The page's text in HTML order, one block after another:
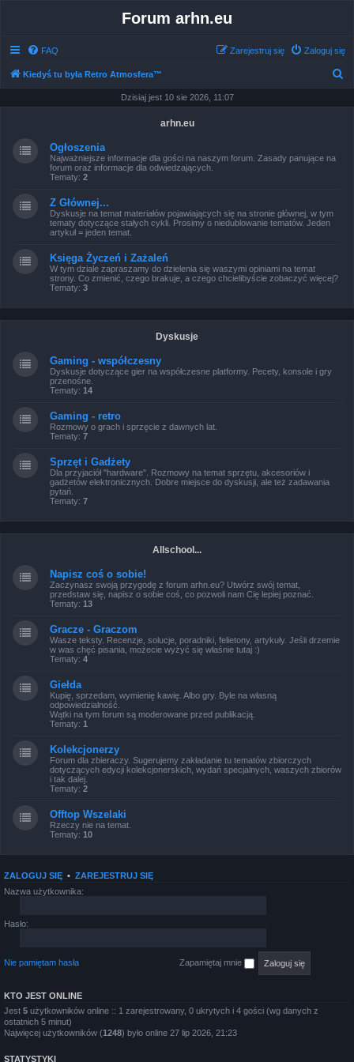
Forum arhn.eu
FAQ Zaloguj się
Zarejestruj się
Kiedyś tu była Retro Atmosfera™
Dzisiaj jest 10 sie 2026, 11:07
arhn.eu
Ogłoszenia
Najważniejsze informacje dla gości na naszym forum. Zasady panujące na
forum oraz informacje dla odwiedzających.
Tematy: 2
Z Głównej...
Dyskusje na temat materiałów pojawiających się na stronie głównej, w tym
tematy dotyczące stałych cykli. Prosimy o niedublowanie tematów. Jeden
artykuł = jeden temat.
Księga Życzeń i Zażaleń
W tym dziale zapraszamy do dzielenia się waszymi opiniami na temat
strony. Co zmienić, czego brakuje, a czego chcielibyście zobaczyć więcej?
Tematy: 3
Dyskusje
Gaming - współczesny
Dyskusje dotyczące gier na współczesne platformy. Pecety, konsole i gry
przenośne.
Tematy: 14
Gaming - retro
Rozmowy o grach i sprzęcie z dawnych lat.
Tematy: 7
Sprzęt i Gadżety
Dla przyjaciół "hardware". Rozmowy na temat sprzętu, akcesoriów i
gadżetów elektronicznych. Dobre miejsce do dyskusji, ale też zadawania
pytań.
Tematy: 7
Allschool...
Napisz coś o sobie!
Zaczynasz swoją przygodę z forum arhn.eu? Utwórz swój temat,
przedstaw się, napisz o sobie coś, co pozwoli nam Cię lepiej poznać.
Tematy: 13
Gracze - Graczom
Wasze teksty. Recenzje, solucje, poradniki, felietony, artykuły. Jeśli drzemie
w was chęć pisania, możecie wyżyć się właśnie tutaj :)
Tematy: 4
Giełda
Kupię, sprzedam, wymienię kawię. Albo gry. Byle na własną
odpowiedzialność.
Wątki na tym forum są moderowane przed publikacją.
Tematy: 1
Kolekcjonerzy
Forum dla zbieraczy. Sugerujemy zakładanie tu tematów zbiorczych
dotyczących edycji kolekcjonerskich, wydań specjalnych, waszych zbiorów
i tak dalej.
Tematy: 2
Offtop Wszelaki
Rzeczy nie na temat.
Tematy: 10
ZALOGUJ SIĘ • ZAREJESTRUJ SIĘ
Nazwa użytkownika:
Hasło:
Nie pamiętam hasła Zapamiętaj mnie
KTO JEST ONLINE
Jest 5 użytkowników online :: 1 zarejestrowany, 0 ukrytych i 4 gości (wg danych z
ostatnich 5 minut)
Najwięcej użytkowników (1248) było online 27 lip 2026, 21:23
STATYSTYKI